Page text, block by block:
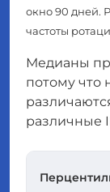
окно 90 дней.
частоты
Медианы
потому что
различные